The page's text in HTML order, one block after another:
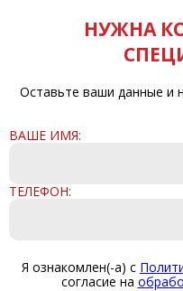
НУЖНА
Оставьте ваши данные и
ВАШЕ ИМЯ:
ТЕЛЕФОН:
Я ознакомлен(-а) с
согласие на